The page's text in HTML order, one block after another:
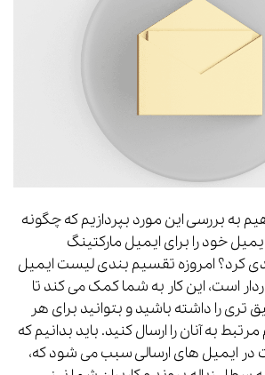
به بررسی این مورد بپردازیم که چگونه
خود را برای ایمیل مارکتینگ
کرد؟ امروزه تقسیم بندی لیست ایمیل
است، این کار به شما کمک می کند تا
تری را داشته باشید و بتوانید برای هر
مرتبط به آنان را ارسال کنید. باید بدانیم که
ایمیل های ارسالی سبب می شود که،